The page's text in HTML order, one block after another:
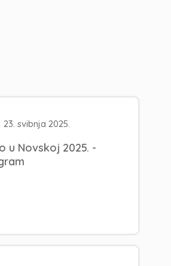
23. svibnja 2025.
u Novskoj 2025. -